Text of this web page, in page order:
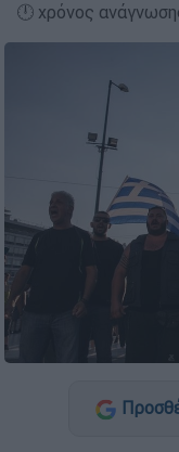
🕛 χρόνος